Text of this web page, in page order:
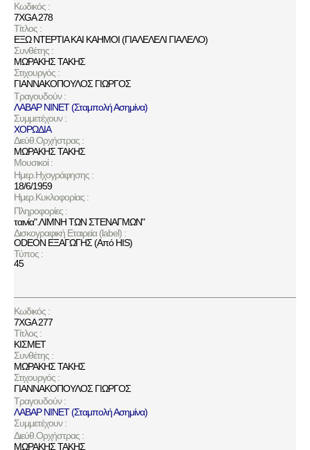
Κωδικός :
7XGA 278
Τίτλος :
ΕΞΩ ΝΤΕΡΤΙΑ ΚΑΙ ΚΑΗΜΟΙ (ΓΙΑΛΕΛΕΛΙ ΓΙΑΛΕΛΟ)
Συνθέτης :
ΜΩΡΑΚΗΣ ΤΑΚΗΣ
Στιχουργός :
ΓΙΑΝΝΑΚΟΠΟΥΛΟΣ ΓΙΩΡΓΟΣ
Τραγουδούν :
ΛΑΒΑΡ ΝΙΝΕΤ (Σταμπολή Ασημίνα)
Συμμετέχουν :
ΧΟΡΩΔΙΑ
Διεύθ.Ορχήστρας :
ΜΩΡΑΚΗΣ ΤΑΚΗΣ
Μουσικοί :
Ημερ.Ηχογράφησης :
18/6/1959
Ημερ.Κυκλοφορίας :
Πληροφορίες :
ταινία".ΛΙΜΝΗ ΤΩΝ ΣΤΕΝΑΓΜΩΝ"
Δισκογραφική Εταιρεία (label) :
ODEON ΕΞΑΓΩΓΗΣ (Από HIS)
Τύπος :
45
Κωδικός :
7XGA 277
Τίτλος :
ΚΙΣΜΕΤ
Συνθέτης :
ΜΩΡΑΚΗΣ ΤΑΚΗΣ
Στιχουργός :
ΓΙΑΝΝΑΚΟΠΟΥΛΟΣ ΓΙΩΡΓΟΣ
Τραγουδούν :
ΛΑΒΑΡ ΝΙΝΕΤ (Σταμπολή Ασημίνα)
Συμμετέχουν :
Διεύθ.Ορχήστρας :
ΜΩΡΑΚΗΣ ΤΑΚΗΣ